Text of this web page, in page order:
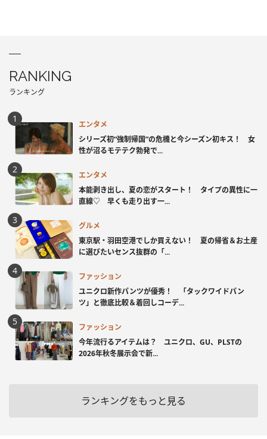
RANKING
ランキング
エンタメ
シリーズ初“強制帰国”の危機と今シーズン初キス！ 女
性が沼るモテテク勃発で...
エンタメ
本能剥き出し、夏の恋がスタート！ タイプの異性に一
直線♡ 早くも走り出す一...
グルメ
東京駅・羽田空港でしか買えない！ 夏の帰省＆お土産
に選びたいセンス抜群の「...
ファッション
ユニクロ新作パンツが優秀！ 「タックワイドパン
ツ」と徹底比較＆着回しコーデ...
ファッション
今年流行るアイテムは？ ユニクロ、GU、PLSTの
2026年秋冬展示会で新...
ランキングをもっと見る